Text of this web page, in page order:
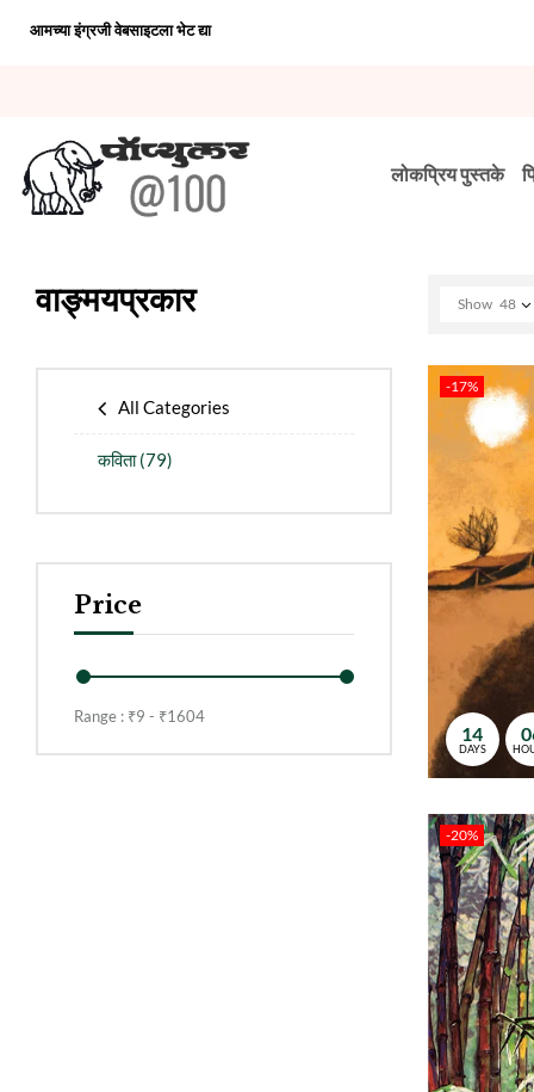
आमच्या इंग्रजी वेबसाइटला भेट द्या
लोकप्रिय पुस्तके
वाङ्मयप्रकार
All Categories
कविता(79)
Price
Range : ₹9 - ₹1604
Show 48
-17%
14
DAYS
-20%